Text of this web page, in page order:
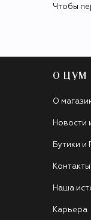
Чтобы
О ЦУМ
О
Новости
Бутики и
Контакты
Наша
Карьера